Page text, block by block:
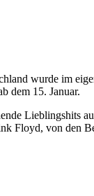
wurde im
dem 15. Januar.
Lieblingshits
Floyd, von den